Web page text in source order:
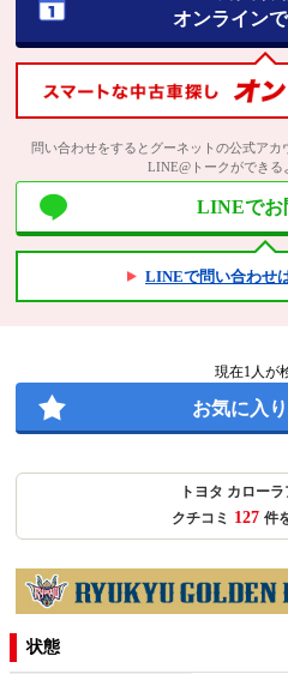
オンライン
問い合わせをするとグーネットの公式ア
LINE@トークができる
LINEでお
LINEで問い合わせ
現在1人が
お気に入
トヨタ カロー
クチコミ 127 件
状態